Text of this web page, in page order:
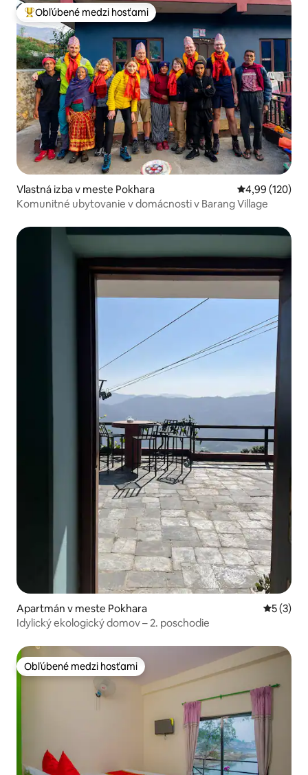
Najobľúbenejšie medzi hosťami
Obľúbené medzi hosťami
Vlastná izba v meste Pokhara Priemerné
4,99 (120)
Komunitné ubytovanie v domácnosti v Barang Village
Apartmán v meste Pokhara
5 (3)
Idylický ekologický domov – 2. poschodie
Obľúbené medzi hosťami
Obľúbené medzi hosťami